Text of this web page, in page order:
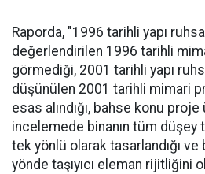
Raporda, "1996 tarihli yapı
değerlendirilen 1996 tarihli
görmediği, 2001 tarihli yapı
düşünülen 2001 tarihli mimari
esas alındığı, bahse konu proje
incelemede binanın tüm düşey
tek yönlü olarak tasarlandığı
yönde taşıyıcı eleman rijitliğini